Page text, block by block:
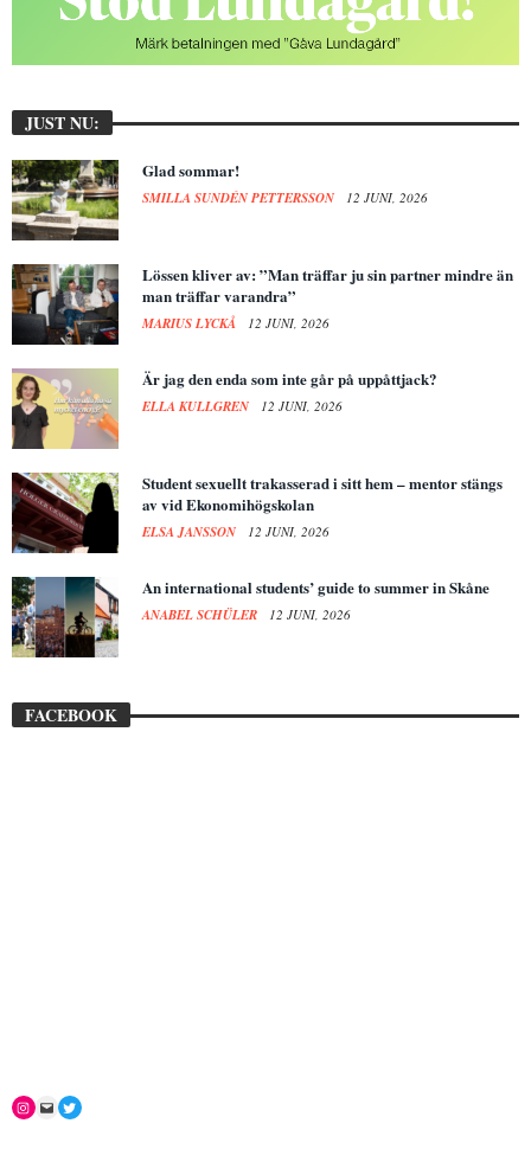
JUST NU:
Glad sommar!
SMILLA SUNDÉN PETTERSSON 12 JUNI, 2026
Lössen kliver av: ”Man träffar ju sin partner mindre än
man träffar varandra”
MARIUS LYCKÅ 12 JUNI, 2026
Är jag den enda som inte går på uppåttjack?
ELLA KULLGREN 12 JUNI, 2026
Student sexuellt trakasserad i sitt hem – mentor stängs
av vid Ekonomihögskolan
ELSA JANSSON 12 JUNI, 2026
An international students’ guide to summer in Skåne
ANABEL SCHÜLER 12 JUNI, 2026
FACEBOOK